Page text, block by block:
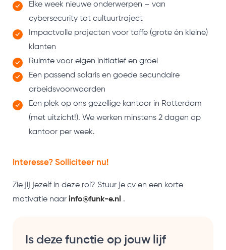
Elke week nieuwe onderwerpen – van
cybersecurity tot cultuurtraject
Impactvolle projecten voor toffe (grote én kleine)
klanten
Ruimte voor eigen initiatief en groei
Een passend salaris en goede secundaire
arbeidsvoorwaarden
Een plek op ons gezellige kantoor in Rotterdam
(met uitzicht!). We werken minstens 2 dagen op
kantoor per week.
Interesse? Solliciteer nu!
Zie jij jezelf in deze rol? Stuur je cv en een korte
motivatie naar info@funk-e.nl .
Is deze functie op jouw lijf